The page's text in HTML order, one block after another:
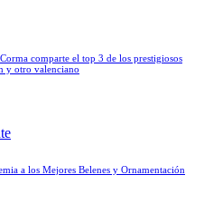
comparte el top 3 de los prestigiosos
y otro valenciano
a los Mejores Belenes y Ornamentación